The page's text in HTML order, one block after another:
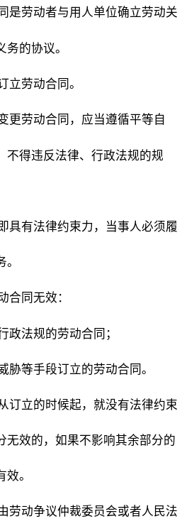
是劳动者与用人单位确立劳动关
的协议。
劳动合同。
更劳动合同，应当遵循平等自
不得违反法律、行政法规的规
有法律约束力，当事人必须履
合同无效：
法规的劳动合同；
等手段订立的劳动合同。
立的时候起，就没有法律约束
无效的，如果不影响其余部分的
。
动争议仲裁委员会或者人民法